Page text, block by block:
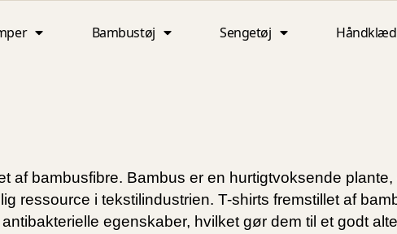
Bambustøj Sengetøj
af bambusfibre. Bambus er en hurtigtvoksende
ressource i tekstilindustrien. T-shirts fremstillet af
egenskaber, hvilket gør dem til et godt